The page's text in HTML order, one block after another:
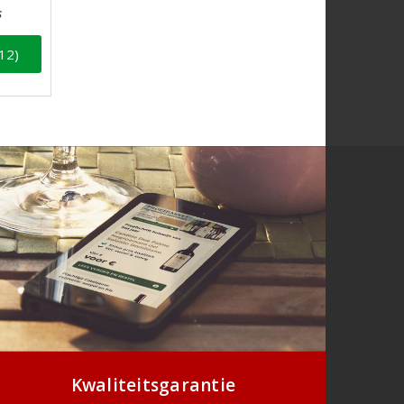
Kwaliteitsgarantie